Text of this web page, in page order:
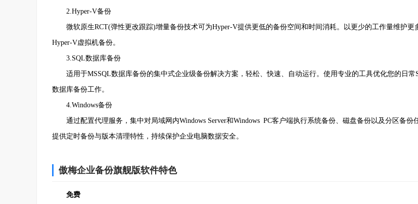
2.Hyper-V备份
微软原生RCT(弹性更改跟踪)增量备份技术可为Hyper-V提供更低的备份空间和时间消耗。以更少的工作量维护更
Hyper-V虚拟机备份。
3.SQL数据库备份
适用于MSSQL数据库备份的集中式企业级备份解决方案，轻松、快速、自动运行。使用专业的工具优化您的日常
数据库备份工作。
4.Windows备份
通过配置代理服务，集中对局域网内Windows Server和Windows PC客户端执行系统备份、磁盘备份以及分区备份
提供定时备份与版本清理特性，持续保护企业电脑数据安全。
傲梅企业备份旗舰版软件特色
免费